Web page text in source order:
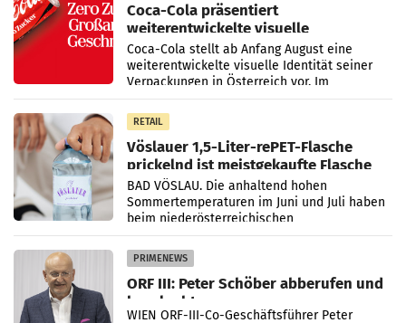
Coca-Cola präsentiert
weiterentwickelte visuelle
Markenidentität
Coca-Cola stellt ab Anfang August eine
weiterentwickelte visuelle Identität seiner
Verpackungen in Österreich vor. Im
Mittelpunkt des Redesigns stehen zentrale
Gestaltungselemente
RETAIL
Vöslauer 1,5-Liter-rePET-Flasche
prickelnd ist meistgekaufte Flasche
Österreichs
BAD VÖSLAU. Die anhaltend hohen
Sommertemperaturen im Juni und Juli haben
beim niederösterreichischen
Getränkehersteller Vöslauer zu deutlichen
Absatzzuwächsen geführt. Während
PRIMENEWS
ORF III: Peter Schöber abberufen und
beurlaubt
WIEN ORF-III-Co-Geschäftsführer Peter